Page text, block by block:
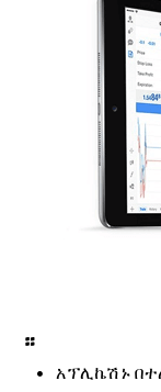
።
አፕሊኬሽኑ